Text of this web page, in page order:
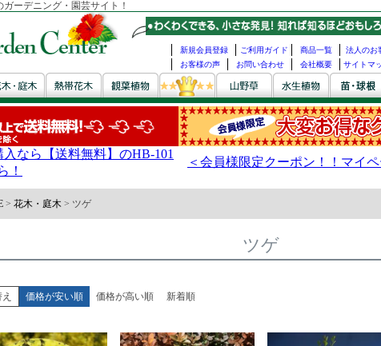
ーデニング・園芸サイト！
新規会員登録 ご利用ガイド 商品一覧
法人のお
お客様の声
お問い合わせ 会社概要 サイトマ
花木・庭木 ツゲ
ツゲ
価格が安い順 価格が高い順 新着順